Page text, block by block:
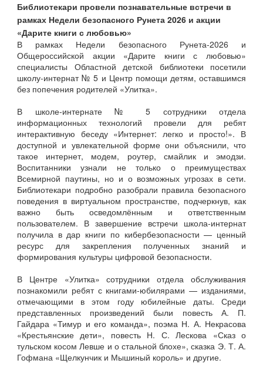
Библиотекари провели познавательные встречи в
рамках Недели безопасного Рунета 2026 и акции
«Дарите книги с любовью»
В рамках Недели безопасного Рунета‑2026 и
Общероссийской акции «Дарите книги с любовью»
специалисты Областной детской библиотеки посетили
школу‑интернат № 5 и Центр помощи детям, оставшимся
без попечения родителей «Улитка».
В школе‑интернате № 5 сотрудники отдела
информационных технологий провели для ребят
интерактивную беседу «Интернет: легко и просто!». В
доступной и увлекательной форме они объяснили, что
такое интернет, модем, роутер, смайлик и эмодзи.
Воспитанники узнали не только о преимуществах
Всемирной паутины, но и о возможных угрозах в сети.
Библиотекари подробно разобрали правила безопасного
поведения в виртуальном пространстве, подчеркнув, как
важно быть осведомлённым и ответственным
пользователем. В завершение встречи школа‑интернат
получила в дар книги по кибербезопасности — ценный
ресурс для закрепления полученных знаний и
формирования культуры цифровой безопасности.
В Центре «Улитка» сотрудники отдела обслуживания
познакомили ребят с книгами‑юбилярами — изданиями,
отмечающими в этом году юбилейные даты. Среди
представленных произведений были повесть А. П.
Гайдара «Тимур и его команда», поэма Н. А. Некрасова
«Крестьянские дети», повесть Н. С. Лескова «Сказ о
тульском косом Левше и о стальной блохе», сказка Э. Т. А.
Гофмана «Щелкунчик и Мышиный король» и другие.